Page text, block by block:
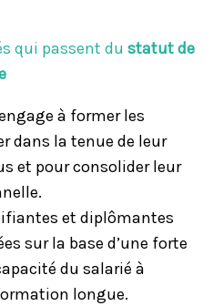
qui passent du statut de
à former les
dans la tenue de leur
et pour consolider leur
et diplômantes
sur la base d’une forte
du salarié à
longue.